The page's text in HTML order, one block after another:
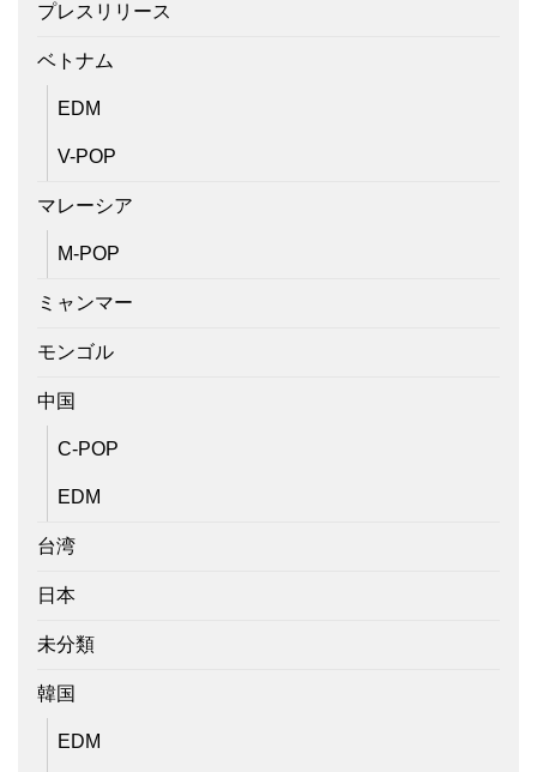
プレスリリース
ベトナム
EDM
V-POP
マレーシア
M-POP
ミャンマー
モンゴル
中国
C-POP
EDM
台湾
日本
未分類
韓国
EDM